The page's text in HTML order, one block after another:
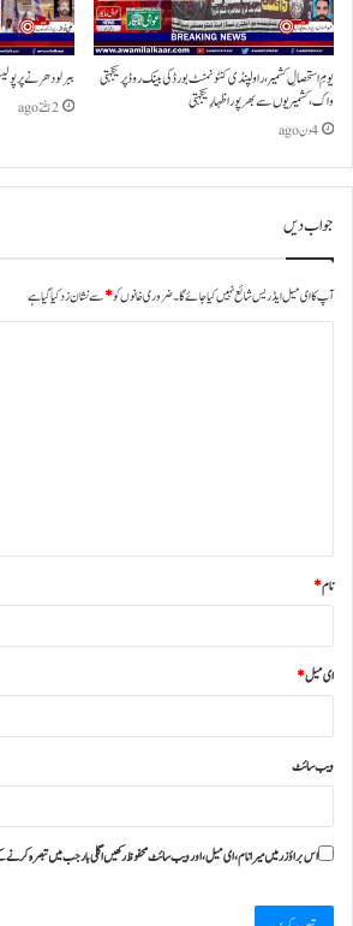
یومِ استحصالِ کشمیر،راولپنڈی کنٹونمنٹ بورڈ کی بینک روڈ پر یکجہتی
واک،کشمیریوں سے بھرپور اظہارِ یکجہتی
4 دن ago
ببرلو دھرنے پر
2 ہفتے ago
جواب دیں
آپ کا ای میل ایڈریس شائع نہیں کیا جائے گا۔ضروری خانوں کو*سے نشان زد کیا گیا ہے
نام*
ای میل*
ویب‌ سائٹ
اس براؤزر میں میرا نام، ای میل، اور ویب سائٹ محفوظ رکھیں اگلی بار جب میں تبصرہ